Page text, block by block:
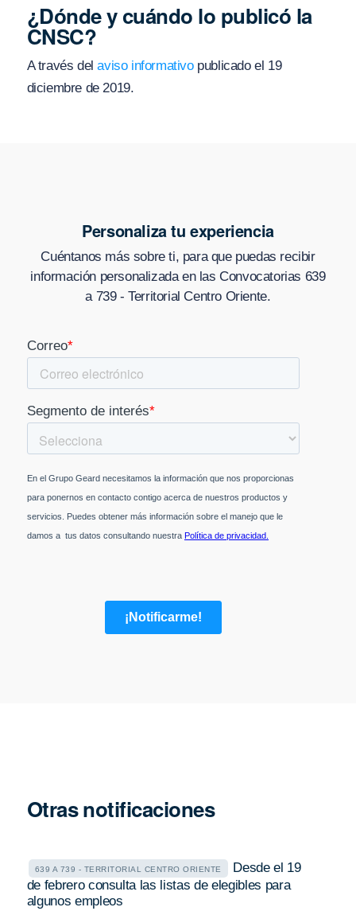
¿Dónde y cuándo lo publicó la
CNSC?
A través delaviso informativopublicado el 19
diciembre de 2019.
Personaliza tu experiencia
Cuéntanos más sobre ti, para que puedas recibir
información personalizada en las Convocatorias 639
a 739 - Territorial Centro Oriente.
Otras notificaciones
639 A 739 - TERRITORIAL CENTRO ORIENTE
Desde el 19
de febrero consulta las listas de elegibles para
algunos empleos